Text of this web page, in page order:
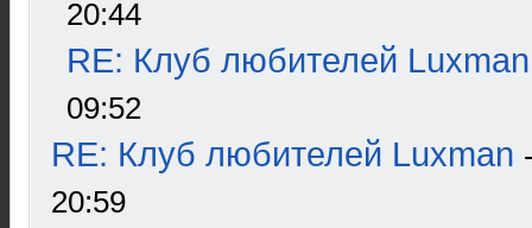
20:44
RE: Клуб любителей Luxman
09:52
RE: Клуб любителей Luxman
20:59